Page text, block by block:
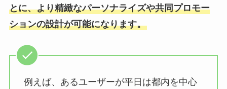
とに、より精緻なパーソナライズや共同プロモー
ションの設計が可能になります。
例えば、あるユーザーが平日は都内を中心